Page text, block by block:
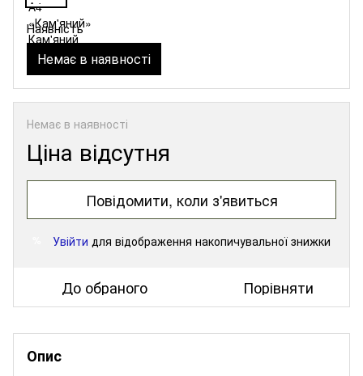
Наявність
Немає в наявності
Немає в наявності
Ціна відсутня
Повідомити, коли з'явиться
Увійти для відображення накопичувальної знижки
До обраного Порівняти
Опис